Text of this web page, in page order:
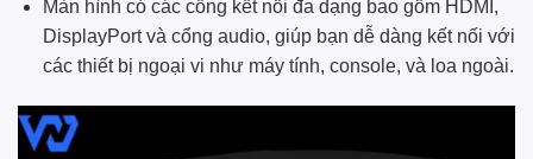
Màn hình có các cổng kết nối đa dạng bao gồm HDMI,
DisplayPort và cổng audio, giúp bạn dễ dàng kết nối với
các thiết bị ngoại vi như máy tính, console, và loa ngoài.